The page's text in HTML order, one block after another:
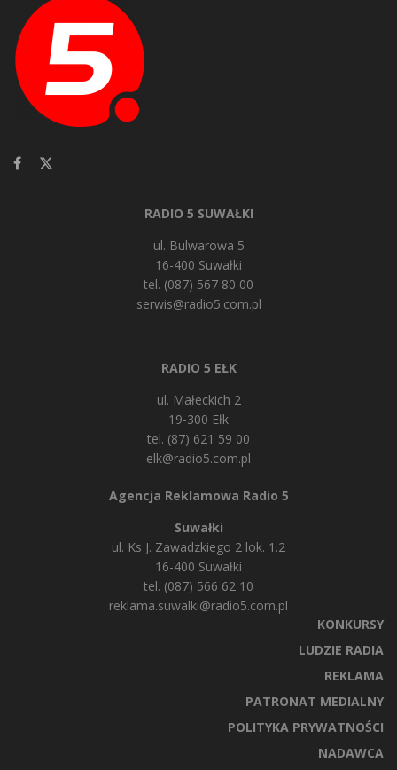
RADIO 5 SUWAŁKI
ul. Bulwarowa 5
16-400 Suwałki
tel. (087) 567 80 00
serwis@radio5.com.pl
RADIO 5 EŁK
ul. Małeckich 2
19-300 Ełk
tel. (87) 621 59 00
elk@radio5.com.pl
Agencja Reklamowa Radio 5
Suwałki
ul. Ks J. Zawadzkiego 2 lok. 1.2
16-400 Suwałki
tel. (087) 566 62 10
reklama.suwalki@radio5.com.pl
KONKURSY
LUDZIE RADIA
REKLAMA
PATRONAT MEDIALNY
POLITYKA PRYWATNOŚCI
NADAWCA